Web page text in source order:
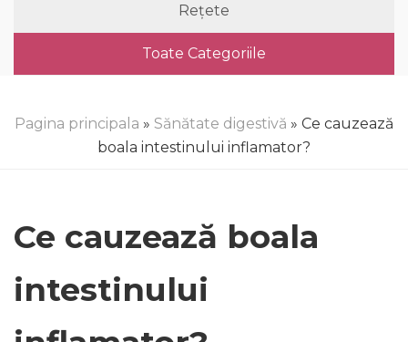
Rețete
Toate Categoriile
Pagina principala » Sănătate digestivă » Ce cauzează
boala intestinului inflamator?
Ce cauzează boala
intestinului